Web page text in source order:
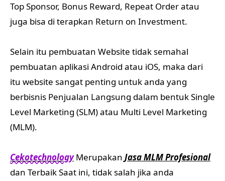
Top Sponsor, Bonus Reward, Repeat Order atau
juga bisa di terapkan Return on Investment.
Selain itu pembuatan Website tidak semahal
pembuatan aplikasi Android atau iOS, maka dari
itu website sangat penting untuk anda yang
berbisnis Penjualan Langsung dalam bentuk Single
Level Marketing (SLM) atau Multi Level Marketing
(MLM).
CekotechnologyMerupakan Jasa MLM Profesional
dan Terbaik Saat ini, tidak salah jika anda